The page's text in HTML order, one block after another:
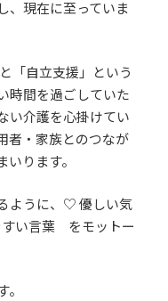
、現在に至っていま
「自立支援」という
時間を過ごしていた
い介護を心掛けてい
者・家族とのつなが
いります。
ように、♡ 優しい気
い言葉 をモットー